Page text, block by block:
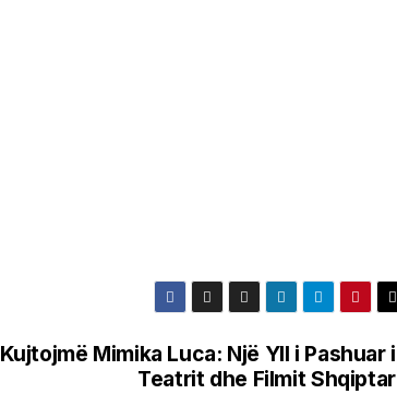
Kujtojmë Mimika Luca: Një Yll i Pashuar i
Teatrit dhe Filmit Shqiptar